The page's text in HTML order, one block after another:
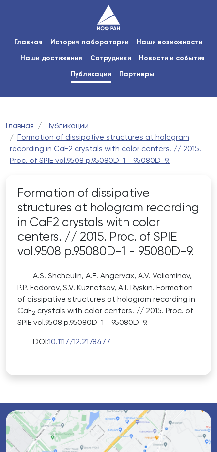
Главная История лаборатории Наши возможности
Наши достижения Сотрудники Новости и события
Публикации Партнеры
Главная
Публикации
Formation of dissipative structures at hologram
recording in CaF2 crystals with color centers. // 2015.
Proc. of SPIE vol.9508 p.95080D-1 - 95080D-9.
Formation of dissipative
structures at hologram recording
in CaF2 crystals with color
centers. // 2015. Proc. of SPIE
vol.9508 p.95080D-1 - 95080D-9.
A.S. Shcheulin, A.E. Angervax, A.V. Veliaminov,
P.P. Fedorov, S.V. Kuznetsov, A.I. Ryskin. Formation
of dissipative structures at hologram recording in
CaF2 crystals with color centers. // 2015. Proc. of
SPIE vol.9508 p.95080D-1 - 95080D-9.
DOI:10.1117/12.2178477